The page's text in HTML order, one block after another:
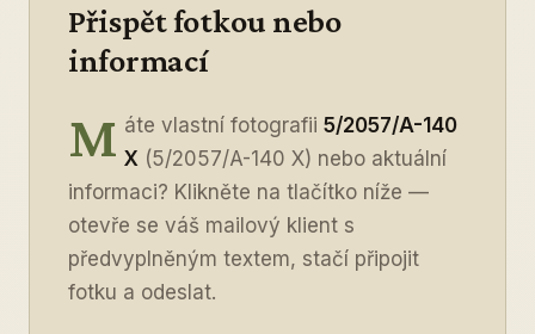
Přispět fotkou nebo
informací
M áte vlastní fotografii 5/2057/A-140
X (5/2057/A-140 X) nebo aktuální
informaci? Klikněte na tlačítko níže —
otevře se váš mailový klient s
předvyplněným textem, stačí připojit
fotku a odeslat.